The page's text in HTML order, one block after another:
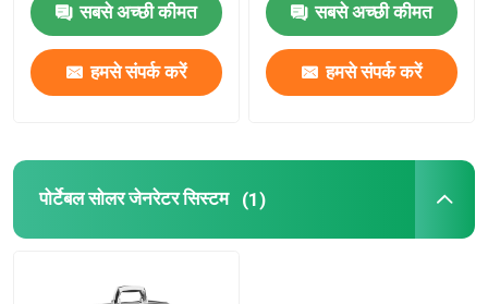
सबसे अच्छी कीमत
हमसे संपर्क करें
सबसे अच्छी कीमत
हमसे संपर्क करें
पोर्टेबल सोलर जेनरेटर सिस्टम (1)